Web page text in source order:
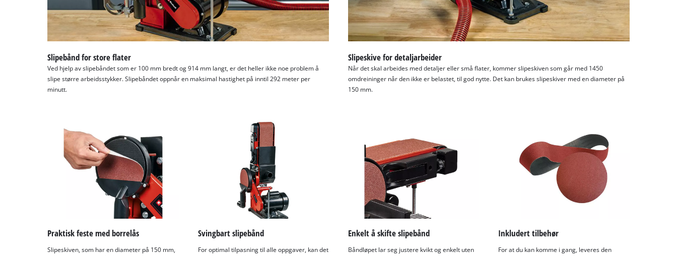
Slipebånd for store flater
Ved hjelp av slipebåndet som er 100 mm bredt og 914 mm langt, er det heller ikke noe problem å
slipe større arbeidsstykker. Slipebåndet oppnår en maksimal hastighet på inntil 292 meter per
minutt.
Slipeskive for detaljarbeider
Når det skal arbeides med detaljer eller små flater, kommer slipeskiven som går med 1450
omdreininger når den ikke er belastet, til god nytte. Det kan brukes slipeskiver med en diameter på
150 mm.
Praktisk feste med borrelås
Slipeskiven, som har en diameter på 150 mm,
Svingbart slipebånd
For optimal tilpasning til alle oppgaver, kan det
Enkelt å skifte slipebånd
Båndløpet lar seg justere kvikt og enkelt uten
Inkludert tilbehør
For at du kan komme i gang, leveres den